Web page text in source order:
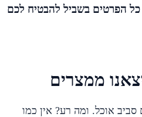
הפרטים בשביל להבטיח לכם
ממצרים
סביב אוכל. ומה רע? אין כמו